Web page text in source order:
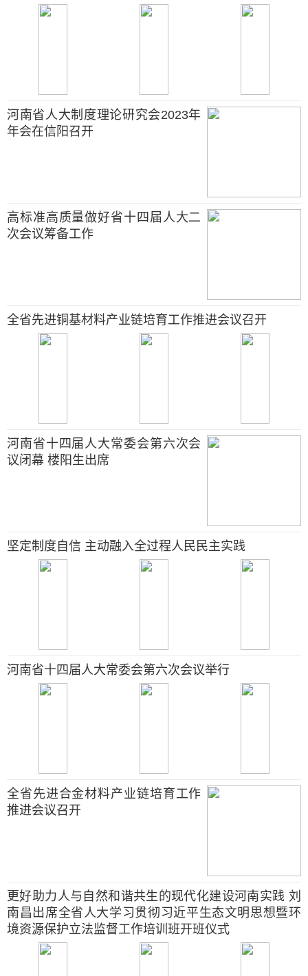
河南省人大制度理论研究会2023年
年会在信阳召开
高标准高质量做好省十四届人大二
次会议筹备工作
全省先进铜基材料产业链培育工作推进会议召开
河南省十四届人大常委会第六次会
议闭幕 楼阳生出席
坚定制度自信 主动融入全过程人民民主实践
河南省十四届人大常委会第六次会议举行
全省先进合金材料产业链培育工作
推进会议召开
更好助力人与自然和谐共生的现代化建设河南实践 刘
南昌出席全省人大学习贯彻习近平生态文明思想暨环
境资源保护立法监督工作培训班开班仪式